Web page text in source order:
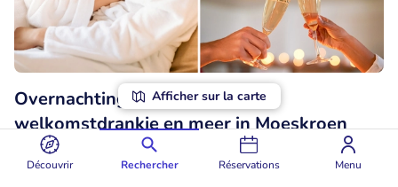
Découvrir Rechercher Réservations Menu
Afficher sur la carte
Overnachting voor 2 + ontbijt +
welkomstdrankje en meer in Moeskroen
• 9 commentaires